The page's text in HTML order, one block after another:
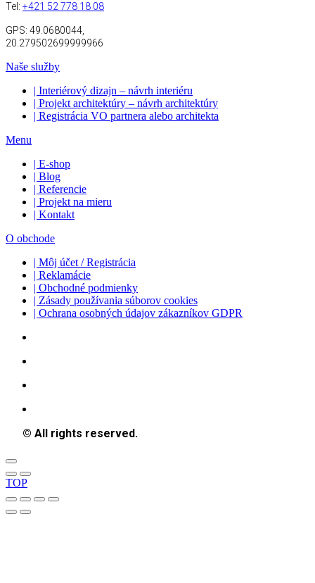
Tel: +421 52 778 18 08
GPS: 49.0680044,
20.279502699999966
Naše služby
| Interiérový dizajn – návrh interiéru
| Projekt architektúry – návrh architektúry
| Registrácia VO partnera alebo architekta
Menu
| E-shop
| Blog
| Referencie
| Projekt na mieru
| Kontakt
O obchode
| Môj účet / Registrácia
| Reklamácie
| Obchodné podmienky
| Zásady používania súborov cookies
| Ochrana osobných údajov zákazníkov GDPR
© All rights reserved.
TOP